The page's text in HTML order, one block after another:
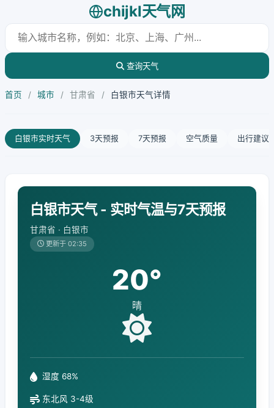
chijkl天气网
查询天气
首页 / 城市 / 甘肃省 / 白银市天气详情
白银市实时天气 3天预报 7天预报 空气质量 出行建议
白银市天气 - 实时气温与7天预报
甘肃省 · 白银市
更新于 02:35
20°
晴
湿度 68%
东北风 3-4级